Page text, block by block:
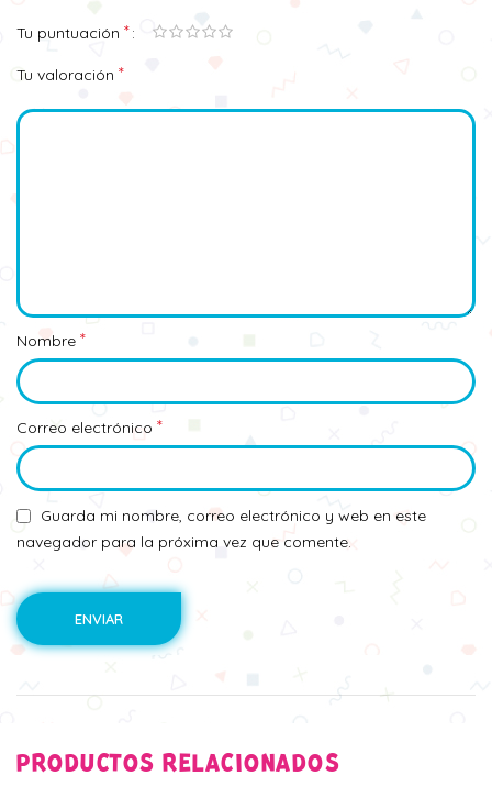
Tu puntuación *
Tu valoración *
Nombre *
Correo electrónico *
Guarda mi nombre, correo electrónico y web en este
navegador para la próxima vez que comente.
PRODUCTOS RELACIONADOS